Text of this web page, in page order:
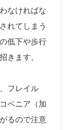
なければな
れてしまう
低下や歩行
きます。
フレイル
ペニア（加
るので注意